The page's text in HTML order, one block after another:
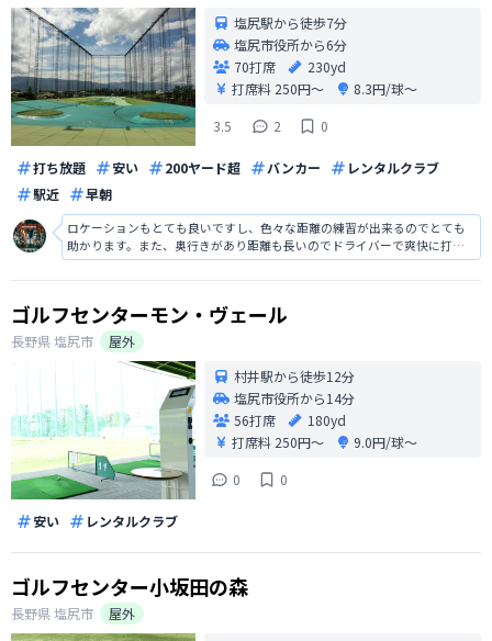
塩尻駅から徒歩7分
塩尻市役所から6分
70打席
230yd
打席料 250円〜
8.3円/球〜
3.5
2 0
打ち放題 安い 200ヤード超 バンカー
レンタルクラブ
駅近
早朝
ロケーションもとても良いですし、色々な距離の練習が出来るのでとても
助かります。また、奥行きがあり距離も長いのでドライバーで爽快に打て
ますし、ロビーにはくつろげるスペースもあるのでゆっくり出来ます。た
だ、風が強い日が多いですし、冬場はとにかく寒いです。
ゴルフセンターモン・ヴェール
長野県塩尻市
屋外
村井駅から徒歩12分
塩尻市役所から14分
56打席
180yd
打席料 250円〜
9.0円/球〜
0
0
安い レンタルクラブ
ゴルフセンター小坂田の森
長野県塩尻市
屋外